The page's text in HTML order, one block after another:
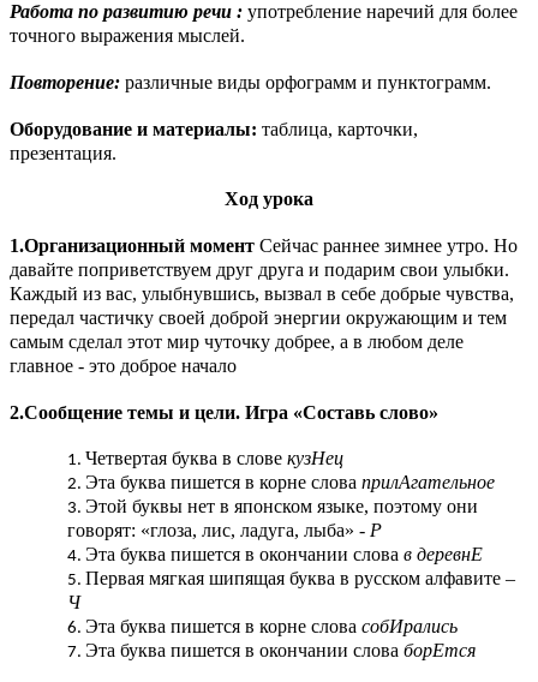
Работа по развитию речи : употребление наречий для более
точного выражения мыслей.
Повторение: различные виды орфограмм и пунктограмм.
Оборудование и материалы: таблица, карточки,
презентация.
Ход урока
1.Организационный момент Сейчас раннее зимнее утро. Но
давайте поприветствуем друг друга и подарим свои улыбки.
Каждый из вас, улыбнувшись, вызвал в себе добрые чувства,
передал частичку своей доброй энергии окружающим и тем
самым сделал этот мир чуточку добрее, а в любом деле
главное - это доброе начало
2.Сообщение темы и цели. Игра «Составь слово»
Четвертая буква в слове кузНец
Эта буква пишется в корне слова прилАгательное
Этой буквы нет в японском языке, поэтому они
говорят: «глоза, лис, ладуга, лыба» - Р
Эта буква пишется в окончании слова в деревнЕ
Первая мягкая шипящая буква в русском алфавите –
Ч
Эта буква пишется в корне слова собИрались
Эта буква пишется в окончании слова борЕтся